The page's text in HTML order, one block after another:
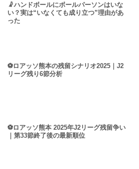
🤾ハンドボールにボールパーソンはいな
い？実は“いなくても成り立つ”理由があ
った
⚽ロアッソ熊本の残留シナリオ2025｜J2
リーグ残り6節分析
⚽ロアッソ熊本 2025年J2リーグ残留争い
｜第33節終了後の最新順位